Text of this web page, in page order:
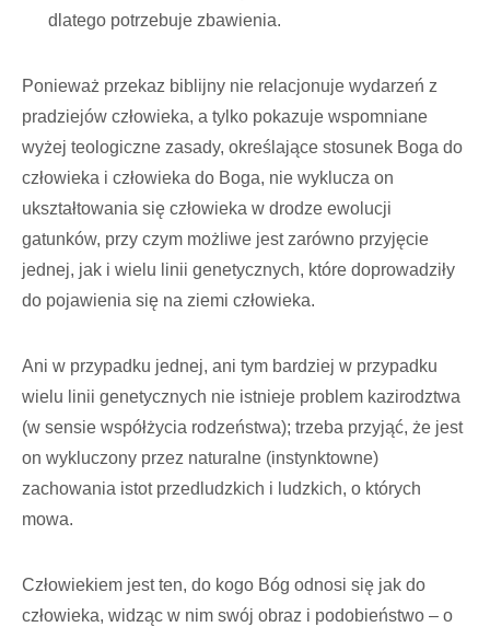
dlatego potrzebuje zbawienia.
Ponieważ przekaz biblijny nie relacjonuje wydarzeń z
pradziejów człowieka, a tylko pokazuje wspomniane
wyżej teologiczne zasady, określające stosunek Boga do
człowieka i człowieka do Boga, nie wyklucza on
ukształtowania się człowieka w drodze ewolucji
gatunków, przy czym możliwe jest zarówno przyjęcie
jednej, jak i wielu linii genetycznych, które doprowadziły
do pojawienia się na ziemi człowieka.
Ani w przypadku jednej, ani tym bardziej w przypadku
wielu linii genetycznych nie istnieje problem kazirodztwa
(w sensie współżycia rodzeństwa); trzeba przyjąć, że jest
on wykluczony przez naturalne (instynktowne)
zachowania istot przedludzkich i ludzkich, o których
mowa.
Człowiekiem jest ten, do kogo Bóg odnosi się jak do
człowieka, widząc w nim swój obraz i podobieństwo – o